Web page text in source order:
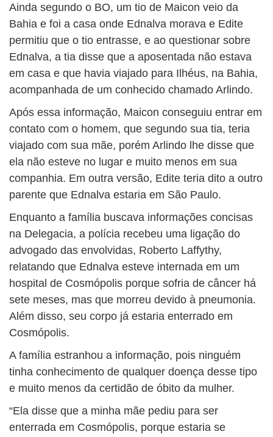
Ainda segundo o BO, um tio de Maicon veio da
Bahia e foi a casa onde Ednalva morava e Edite
permitiu que o tio entrasse, e ao questionar sobre
Ednalva, a tia disse que a aposentada não estava
em casa e que havia viajado para Ilhéus, na Bahia,
acompanhada de um conhecido chamado Arlindo.
Após essa informação, Maicon conseguiu entrar em
contato com o homem, que segundo sua tia, teria
viajado com sua mãe, porém Arlindo lhe disse que
ela não esteve no lugar e muito menos em sua
companhia. Em outra versão, Edite teria dito a outro
parente que Ednalva estaria em São Paulo.
Enquanto a família buscava informações concisas
na Delegacia, a polícia recebeu uma ligação do
advogado das envolvidas, Roberto Laffythy,
relatando que Ednalva esteve internada em um
hospital de Cosmópolis porque sofria de câncer há
sete meses, mas que morreu devido à pneumonia.
Além disso, seu corpo já estaria enterrado em
Cosmópolis.
A família estranhou a informação, pois ninguém
tinha conhecimento de qualquer doença desse tipo
e muito menos da certidão de óbito da mulher.
“Ela disse que a minha mãe pediu para ser
enterrada em Cosmópolis, porque estaria se